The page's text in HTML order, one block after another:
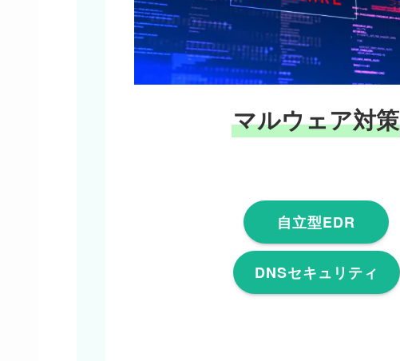
マルウェア対策
自立型EDR
DNSセキュリティ